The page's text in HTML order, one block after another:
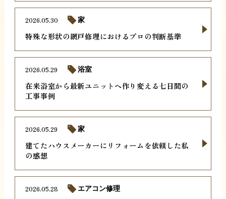
特殊な形状の網戸修理におけるプロの判断基準
2026.05.30 家
在来浴室から最新ユニットへ作り変える七日間の
工事事例
2026.05.29 浴室
建てたハウスメーカーにリフォームを依頼した私
の感想
2026.05.29 家
2026.05.28 エアコン修理